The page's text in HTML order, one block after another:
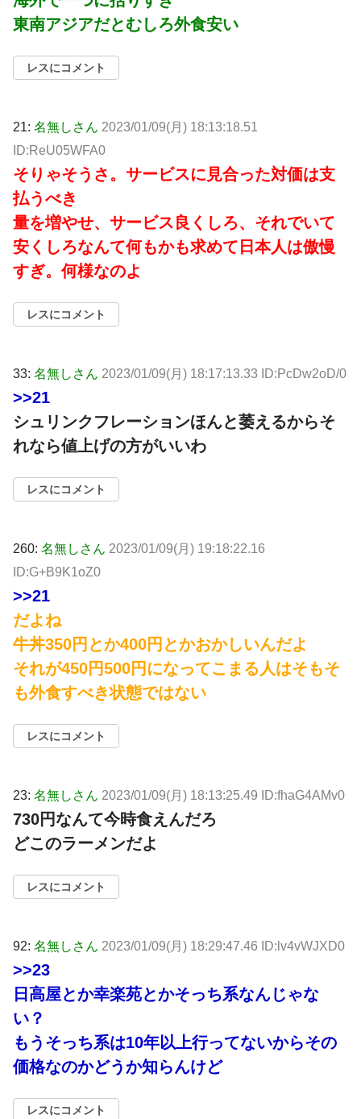
東南アジアだとむしろ外食安い
レスにコメント
21: 名無しさん 2023/01/09(月) 18:13:18.51
ID:ReU05WFA0
そりゃそうさ。サービスに見合った対価は支
払うべき
量を増やせ、サービス良くしろ、それでいて
安くしろなんて何もかも求めて日本人は傲慢
すぎ。何様なのよ
レスにコメント
33: 名無しさん 2023/01/09(月) 18:17:13.33 ID:PcDw2oD/0
>>21
シュリンクフレーションほんと萎えるからそ
れなら値上げの方がいいわ
レスにコメント
260: 名無しさん 2023/01/09(月) 19:18:22.16
ID:G+B9K1oZ0
>>21
だよね
牛丼350円とか400円とかおかしいんだよ
それが450円500円になってこまる人はそもそ
も外食すべき状態ではない
レスにコメント
23: 名無しさん 2023/01/09(月) 18:13:25.49 ID:fhaG4AMv0
730円なんて今時食えんだろ
どこのラーメンだよ
レスにコメント
92: 名無しさん 2023/01/09(月) 18:29:47.46 ID:lv4vWJXD0
>>23
日高屋とか幸楽苑とかそっち系なんじゃな
い？
もうそっち系は10年以上行ってないからその
価格なのかどうか知らんけど
レスにコメント